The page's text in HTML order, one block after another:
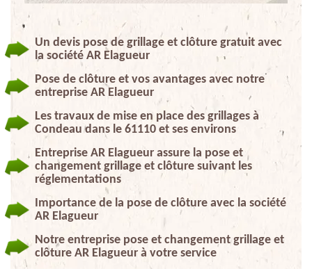
Un devis pose de grillage et clôture gratuit avec
la société AR Elagueur
Pose de clôture et vos avantages avec notre
entreprise AR Elagueur
Les travaux de mise en place des grillages à
Condeau dans le 61110 et ses environs
Entreprise AR Elagueur assure la pose et
changement grillage et clôture suivant les
réglementations
Importance de la pose de clôture avec la société
AR Elagueur
Notre entreprise pose et changement grillage et
clôture AR Elagueur à votre service